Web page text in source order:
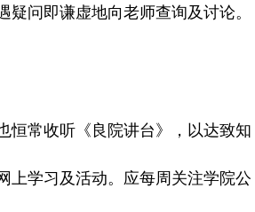
问即谦虚地向老师查询及讨论。
恒常收听《良院讲台》，以达致知
上学习及活动。应每周关注学院公